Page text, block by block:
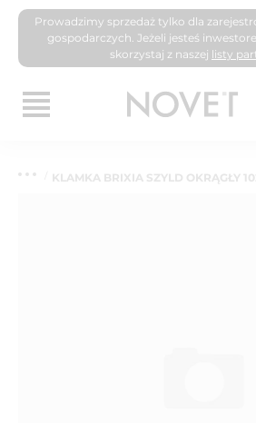
Prowadzimy sprzedaż tylko dla
gospodarczych. Jeżeli jesteś
skorzystaj z naszej listy
KLAMKA BRIXIA SZYLD OKRĄGŁY